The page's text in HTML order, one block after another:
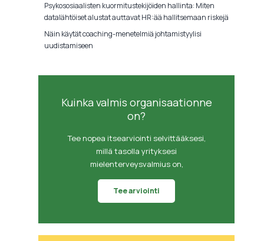
Psykososiaalisten kuormitustekijöiden hallinta: Miten
datalähtöiset alustat auttavat HR:ää hallitsemaan riskejä
Näin käytät coaching-menetelmiä johtamistyylisi
uudistamiseen
Kuinka valmis organisaationne
on?
Tee nopea itsearviointi selvittääksesi,
millä tasolla yrityksesi
mielenterveysvalmius on,
Tee arviointi